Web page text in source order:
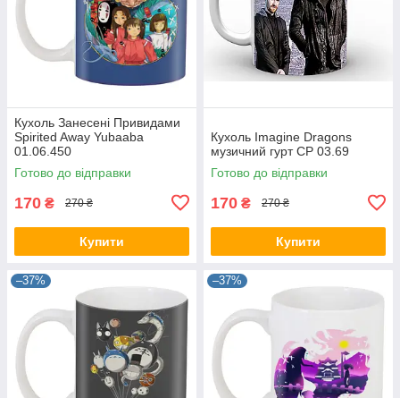
Кухоль Занесені Привидами
Spirited Away Yubaaba
01.06.450
Готово до відправки
170 ₴ 270 ₴
Купити
Кухоль Imagine Dragons
музичний гурт CP 03.69
Готово до відправки
170 ₴ 270 ₴
Купити
–37% –37%